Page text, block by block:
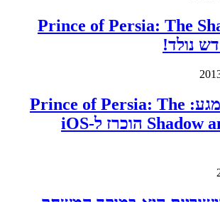
Prince of Persia: The
מדוס למסכי המגע: Prince of Persia: The
Shadow and the Flame הוכרז ל-iOS